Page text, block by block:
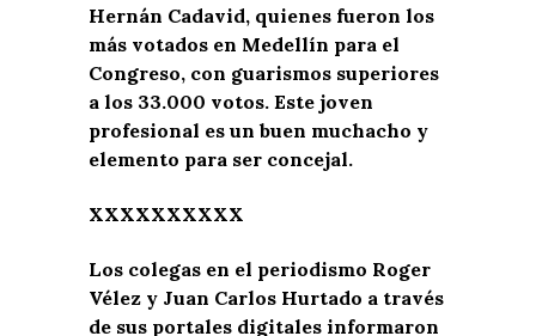
Hernán Cadavid, quienes fueron los
más votados en Medellín para el
Congreso, con guarismos superiores
a los 33.000 votos. Este joven
profesional es un buen muchacho y
elemento para ser concejal.
XXXXXXXXXX
Los colegas en el periodismo Roger
Vélez y Juan Carlos Hurtado a través
de sus portales digitales informaron